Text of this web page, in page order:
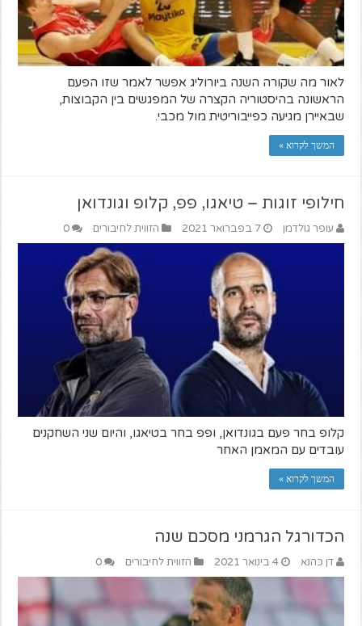
לאור מה שקורה השנה ביורוליג אפשר לאמר שזו הפעם
הראשונה בהיסטוריה הקצרה של המפגשים בין הקבוצות,
שבאיירן מגיעה כפייבוריטית מול מכבי.
המשך לקרוא »
חילופי זוגות – טיאגו, פפ, קלופ וגונדואן
עופר גולדמן 7 בפברואר 2021 הזווית לחיבורים 0
קלופ בחר פעם בגונדואן, ופפ בחר בטיאגו, והיום שני השחקנים
עובדים עם המאמן האחר
המשך לקרוא »
הכדורגל הגרמני מסכם שנה
דן כהנא 4 בינואר 2021 הזווית לחיבורים 0